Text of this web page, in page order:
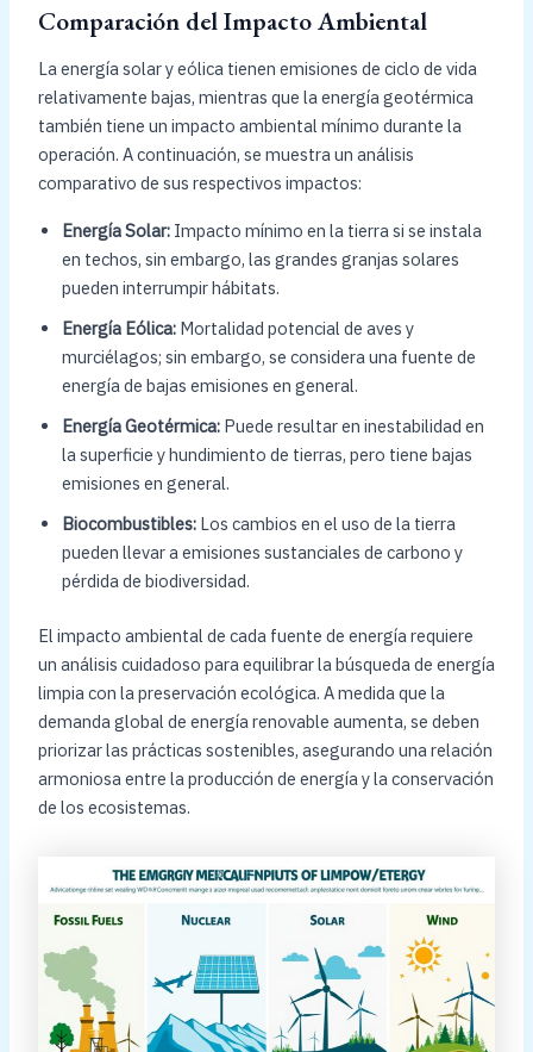
Comparación del Impacto Ambiental
La energía solar y eólica tienen emisiones de ciclo de vida
relativamente bajas, mientras que la energía geotérmica
también tiene un impacto ambiental mínimo durante la
operación. A continuación, se muestra un análisis
comparativo de sus respectivos impactos:
Energía Solar:Impacto mínimo en la tierra si se instala
en techos, sin embargo, las grandes granjas solares
pueden interrumpir hábitats.
Energía Eólica:Mortalidad potencial de aves y
murciélagos; sin embargo, se considera una fuente de
energía de bajas emisiones en general.
Energía Geotérmica:Puede resultar en inestabilidad en
la superficie y hundimiento de tierras, pero tiene bajas
emisiones en general.
Biocombustibles:Los cambios en el uso de la tierra
pueden llevar a emisiones sustanciales de carbono y
pérdida de biodiversidad.
El impacto ambiental de cada fuente de energía requiere
un análisis cuidadoso para equilibrar la búsqueda de energía
limpia con la preservación ecológica. A medida que la
demanda global de energía renovable aumenta, se deben
priorizar las prácticas sostenibles, asegurando una relación
armoniosa entre la producción de energía y la conservación
de los ecosistemas.